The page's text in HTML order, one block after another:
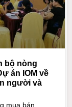
bộ nòng
án IOM về
người và
mua bán